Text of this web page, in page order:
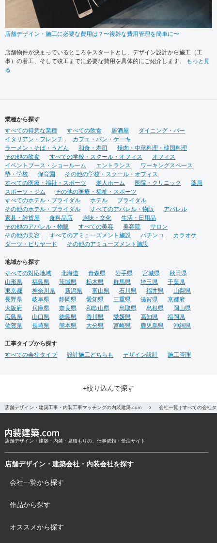
店舗デザイン・施工に必要な費用は？〜複雑な費用管理を簡単に〜
店舗物件が決まっているところをスタートとし、デザイン設計から施工（工
事）の着工、そして竣工までに必要な費用を具体的にご紹介します。
もっと見
る
業種から探す
すべての得意な業種
すべての飲食 居酒屋
ダイニング・バー
イタリアン・フレンチ
カフェ・パン・ケーキ
ラーメン・そば・うどん
和食・寿司
焼肉・中華料理・韓国料理
その他の飲食
すべての学校・スクール・オフィス
オフィス
イベントブース・ショールーム
エントランス
ワーキングスペース
塾・学校
保育園
その他の学校・スクール・オフィス
すべての医療・福祉・スポーツ
老人ホーム 医院・クリニック
薬局
スポーツ・ジム
その他の医療・福祉・スポーツ
すべてのホテル・ブライダル
ホテル
ブライダル
その他のホテル・ブライダル
すべてのアパレル・物販
アパレル
家具・雑貨屋
食料品店 趣味・文化
生活・日用品
その他のアパレル・物販
すべての美容 美容院
サロン
その他の美容
すべてのアミューズメント施設 パチンコ
カラオケ
ダーツ・ビリヤード
その他のアミューズメント施設
地域から探す
すべての対応地域
北海道 青森県 岩手県 宮城県
秋田県
山形県
福島県 茨城県 栃木県 群馬県 埼玉県
千葉県
東京都
神奈川県 新潟県 富山県 石川県 福井県
山梨県
長野県
岐阜県 静岡県 愛知県 三重県 滋賀県
京都府
大阪府
兵庫県 奈良県 和歌山県 鳥取県 島根県
岡山県
広島県
山口県 徳島県 香川県 愛媛県 高知県
福岡県
佐賀県
長崎県 熊本県 大分県 宮崎県 鹿児島県 沖縄県
工事タイプから探す
すべての会社タイプ
設計施工どちらも デザイン設計 施工管理
+絞り込んで探す
店舗デザイン・建築工事・内装工事マッチングの内装建築.com 会社一覧 ( すべての会社
店舗デザイン・建築・内装・見積もりの、仕事依頼・受注サイト
店舗デザイン・建築会社・内装会社を探す
会社一覧から探す
作品から探す
オススメから探す